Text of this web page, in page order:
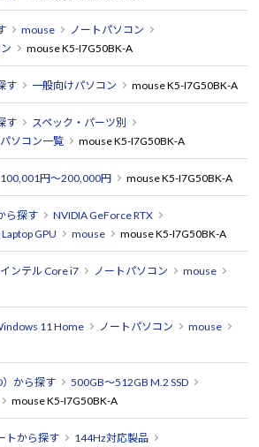
mouse
ノートパソコン
mouse K5-I7G50BK-A
す 一般向けパソコン mouse K5-I7G50BK-A
す
スペック・パーツ別
ソコン一覧
mouse K5-I7G50BK-A
100,001円～200,000円 mouse K5-I7G50BK-A
ら探す
NVIDIA GeForce RTX
GPU
mouse mouse K5-I7G50BK-A
インテル Core i7 ノートパソコン
mouse
11 Home ノートパソコン
mouse
）から探す
500GB～512GB M.2 SSD
mouse K5-I7G50BK-A
トから探す
144Hz対応製品